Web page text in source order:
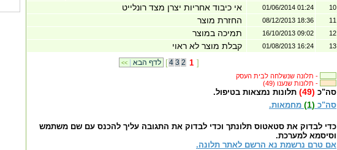
אי כיבוד אחריות יצרן מצד רונלייט 01/06/2014 01:24 10
החזרת מוצר 08/12/2013 18:36 11
תמיכה במוצר 16/10/2013 09:02 12
קבלת מוצר לא ראוי 01/08/2013 16:24 13
<< [4 3 2 1 ]
תלונה שנשלחה לבית העסק -
(49) תלונות שנענו -
סה"כ (49)
תלונות נמצאות בטיפול.
סה"כ (1) מחמאות.
כדי לבדוק את סטאטוס תלונתך וכדי לבדוק את התגובה עליך להכנס עם שם משתמש
וסיסמא למערכת.
אם טרם נרשמת נא הרשם לאתר תלונה.